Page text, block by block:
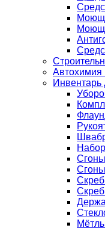
Автохимия
Инвентарь